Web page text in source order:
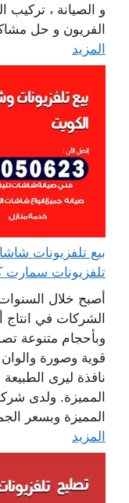
و الصيانة ، تركيب
الفريون و حل
المزيد
تلفزيونات سمارت
أصبح خلال السنوات
الشركات في
قوية وصورة
نافذة ليرى الطبيعة
المميزة. ولدى
المميزة وبسعر
المزيد